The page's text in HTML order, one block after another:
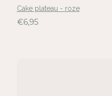
Cake plateau - roze
€6,95